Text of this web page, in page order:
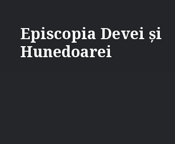
contentEpiscopia Devei și
Hunedoarei